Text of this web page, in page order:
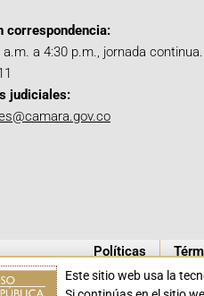
correspondencia:
a 4:30 p.m., jornada continua.
judiciales:
Políticas
Este sitio web usa la